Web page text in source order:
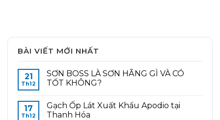
BÀI VIẾT MỚI NHẤT
21
Th12
SƠN BOSS LÀ SƠN HÃNG GÌ VÀ CÓ
TỐT KHÔNG?
17
Th12
Gạch Ốp Lát Xuất Khẩu Apodio tại
Thanh Hóa